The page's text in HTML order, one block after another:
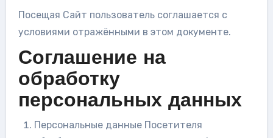
Посещая Сайт пользователь соглашается с
условиями отражёнными в этом документе.
Соглашение на
обработку
персональных данных
Персональные данные Посетителя